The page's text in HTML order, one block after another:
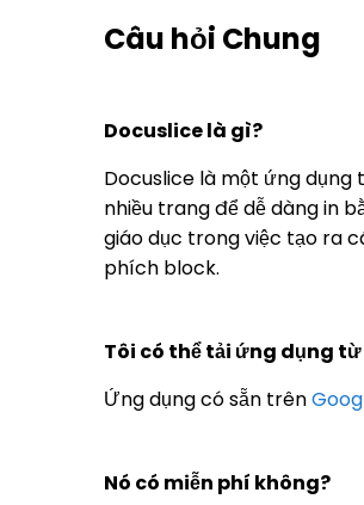
Câu hỏi Chung
Docuslice là gì?
Docuslice là một ứng
nhiều trang để dễ dàng in
giáo dục trong việc tạo ra
phích block.
Tôi có thể tải ứng dụng
Ứng dụng có sẵn trên
Nó có miễn phí không?